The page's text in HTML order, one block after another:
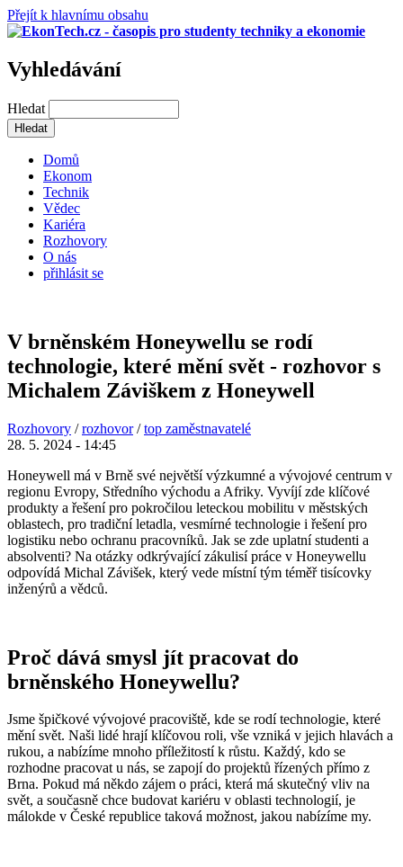
Přejít k hlavnímu obsahu
Vyhledávání
Hledat
Domů
Ekonom
Technik
Vědec
Kariéra
Rozhovory
O nás
přihlásit se
V brněnském Honeywellu se rodí
technologie, které mění svět - rozhovor s
Michalem Záviškem z Honeywell
Rozhovory /rozhovor/top zaměstnavatelé
28. 5. 2024 - 14:45
Honeywell má v Brně své největší výzkumné a vývojové centrum v
regionu Evropy, Středního východu a Afriky. Vyvíjí zde klíčové
produkty a řešení pro pokročilou leteckou mobilitu v městských
oblastech, pro tradiční letadla, vesmírné technologie i řešení pro
logistiku nebo ochranu pracovníků. Jak se zde uplatní studenti a
absolventi? Na otázky odkrývající zákulisí práce v Honeywellu
odpovídá Michal Závišek, který vede místní tým téměř tisícovky
inženýrů a vědců.
Proč dává smysl jít pracovat do
brněnského Honeywellu?
Jsme špičkové vývojové pracoviště, kde se rodí technologie, které
mění svět. Naši lidé hrají klíčovou roli, vše vzniká v jejich hlavách a
rukou, a nabízíme mnoho příležitostí k růstu. Každý, kdo se
rozhodne pracovat u nás, se zapojí do projektů řízených přímo z
Brna. Pokud má někdo zájem o práci, která má skutečný vliv na
svět, a současně chce budovat kariéru v oblasti technologií, je
málokde v České republice taková možnost, jakou nabízíme my.